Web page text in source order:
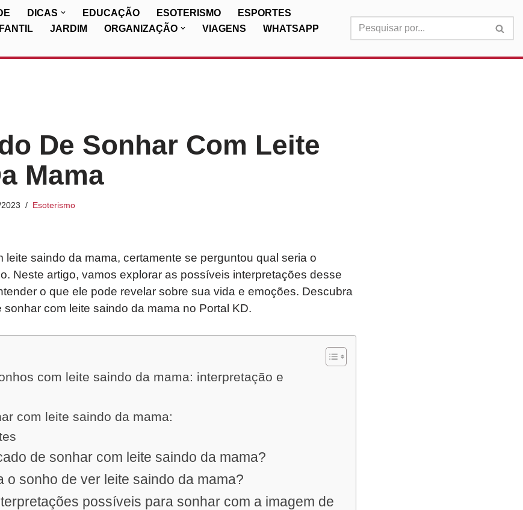
DICAS EDUCAÇÃO ESOTERISMO
ESPORTES
JARDIM ORGANIZAÇÃO VIAGENS
WHATSAPP
De Sonhar Com Leite
Mama
Esoterismo
leite saindo da mama, certamente se perguntou qual seria o
Neste artigo, vamos explorar as possíveis interpretações desse
o que ele pode revelar sobre sua vida e emoções. Descubra
sonhar com leite saindo da mama no Portal KD.
com leite saindo da mama: interpretação e
com leite saindo da mama:
de sonhar com leite saindo da mama?
o sonho de ver leite saindo da mama?
possíveis para sonhar com a imagem de